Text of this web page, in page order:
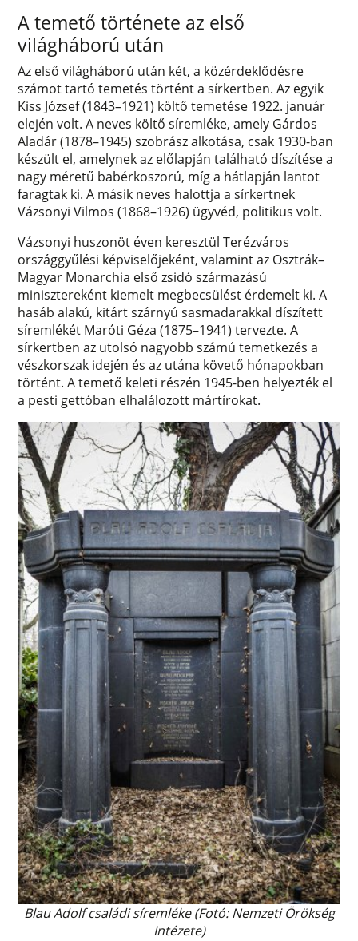
A temető története az első
világháború után
Az első világháború után két, a közérdeklődésre
számot tartó temetés történt a sírkertben. Az egyik
Kiss József (1843–1921) költő temetése 1922. január
elején volt. A neves költő síremléke, amely Gárdos
Aladár (1878–1945) szobrász alkotása, csak 1930-ban
készült el, amelynek az előlapján található díszítése a
nagy méretű babérkoszorú, míg a hátlapján lantot
faragtak ki. A másik neves halottja a sírkertnek
Vázsonyi Vilmos (1868–1926) ügyvéd, politikus volt.
Vázsonyi huszonöt éven keresztül Terézváros
országgyűlési képviselőjeként, valamint az Osztrák–
Magyar Monarchia első zsidó származású
minisztereként kiemelt megbecsülést érdemelt ki. A
hasáb alakú, kitárt szárnyú sasmadarakkal díszített
síremlékét Maróti Géza (1875–1941) tervezte. A
sírkertben az utolsó nagyobb számú temetkezés a
vészkorszak idején és az utána követő hónapokban
történt. A temető keleti részén 1945-ben helyezték el
a pesti gettóban elhalálozott mártírokat.
Blau Adolf családi síremléke (Fotó: Nemzeti Örökség
Intézete)